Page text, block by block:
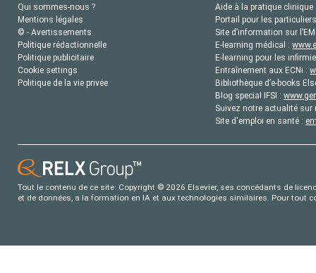
Qui sommes-nous ?
Mentions légales
© - Avertissements
Politique rédactionnelle
Politique publicitaire
Cookie settings
Politique de la vie privée
Aide à la pratique
Portail pour les
Site d’information sur
E-learning médical :
E-learning pour les
Entraînement aux ECNi :
Bibliothèque d’e-books
Blog special IFSI :
Suivez notre actualité sur
Site d'emploi en santé :
Tout le contenu de ce site: Copyright © 2026 Elsevier, ses concédants de
et de données, a la formation en IA et aux technologies similaires. Pour tout